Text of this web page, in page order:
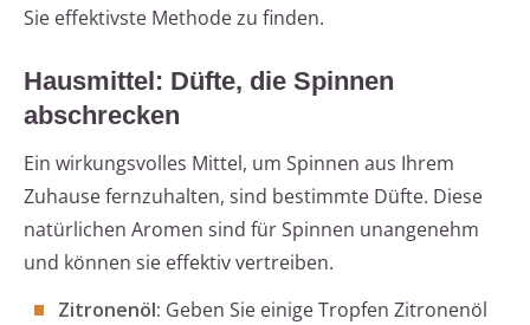
Sie effektivste Methode zu finden.
Hausmittel: Düfte, die Spinnen
abschrecken
Ein wirkungsvolles Mittel, um Spinnen aus Ihrem
Zuhause fernzuhalten, sind bestimmte Düfte. Diese
natürlichen Aromen sind für Spinnen unangenehm
und können sie effektiv vertreiben.
Zitronenöl: Geben Sie einige Tropfen Zitronenöl